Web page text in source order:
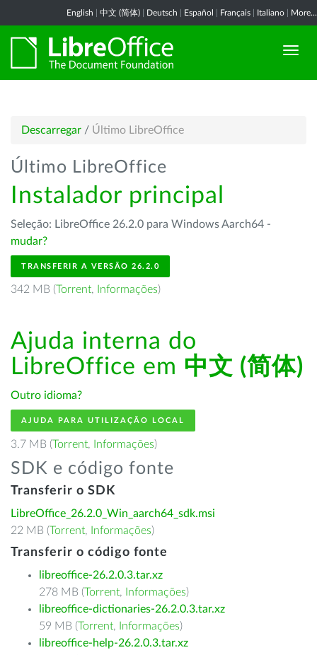
English 中文 (简体) Deutsch Español Français Italiano More...
Descarregar / Último LibreOffice
Último LibreOffice
Instalador principal
Seleção: LibreOffice 26.2.0 para Windows Aarch64 -
mudar?
TRANSFERIR A VERSÃO 26.2.0
342 MB (Torrent, Informações)
Ajuda interna do
LibreOffice em 中文 (简体)
Outro idioma?
AJUDA PARA UTILIZAÇÃO LOCAL
3.7 MB (Torrent, Informações)
SDK e código fonte
Transferir o SDK
LibreOffice_26.2.0_Win_aarch64_sdk.msi
22 MB (Torrent, Informações)
Transferir o código fonte
libreoffice-26.2.0.3.tar.xz
278 MB (Torrent, Informações)
libreoffice-dictionaries-26.2.0.3.tar.xz
59 MB (Torrent, Informações)
libreoffice-help-26.2.0.3.tar.xz